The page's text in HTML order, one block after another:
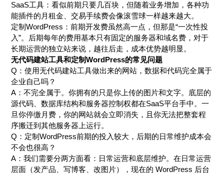
SaaS工具：看似前期只要几百块，但随着业务增加，各种功
能插件的月租金、交易手续费会像滚雪球一样越来越大。
定制WordPress：前期开发费虽然高一点，但那是“一次性投
入”。后期每年的费用基本只有固定的服务器和域名费，对于
长期运营的独立站来说，越往后走，成本优势越明显。
无代码建站工具和定制WordPress的常见问题
Q：使用无代码建站工具做出来的网站，数据和代码完全属于
企业自己吗？
A：不完全属于。你拥有的只是你上传的图片和文字。底层的
源代码、数据库结构和服务器控制权都在SaaS平台手中。一
旦你停缴月费，你的网站就会立即消失，且你无法把整套程
序搬迁到其他服务器上运行。
Q：定制WordPress前期的投入较大，后期的日常维护成本会
不会也很高？
A：我们需要分两方面看：日常运营和底层维护。在日常运营
层面（发产品、写博客、改图片），现在的 WordPress 后台